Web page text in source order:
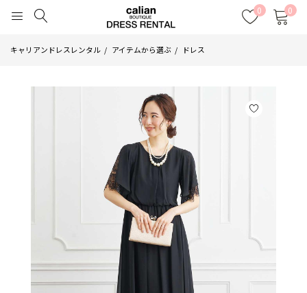
0 0
キャリアンドレスレンタル アイテムから選ぶ ドレス